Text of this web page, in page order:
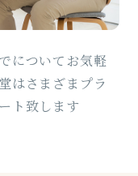
についてお気軽
はさまざまプラ
ト致します